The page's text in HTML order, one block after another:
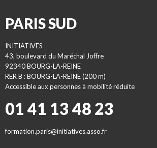
PARIS SUD
INITIATIVES
43, boulevard du Maréchal Joffre
92340 BOURG-LA-REINE
RER B : BOURG-LA-REINE (200 m)
Accessible aux personnes à mobilité réduite
01 41 13 48 23
formation.paris@initiatives.asso.fr